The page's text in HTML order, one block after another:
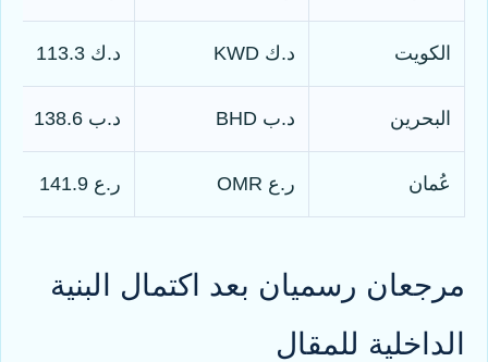
الكويت د.ك KWD د.ك 113.3
البحرين د.ب BHD د.ب 138.6
عُمان ر.ع OMR ر.ع 141.9
مرجعان رسميان بعد اكتمال البنية
الداخلية للمقال